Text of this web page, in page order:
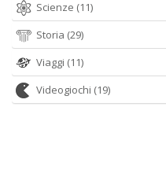
Scienze (11)
Storia (29)
Viaggi (11)
Videogiochi (19)